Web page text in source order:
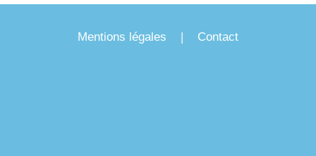
Mentions légales | Contact